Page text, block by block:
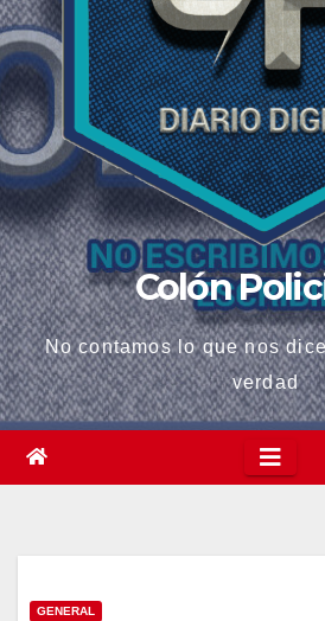
Colón
No contamos lo que nos
verdad
GENERAL